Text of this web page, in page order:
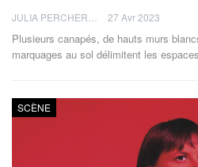
27 Avr 2023
Plusieurs canapés, de hauts murs
marquages au sol délimitent les
SCÈNE